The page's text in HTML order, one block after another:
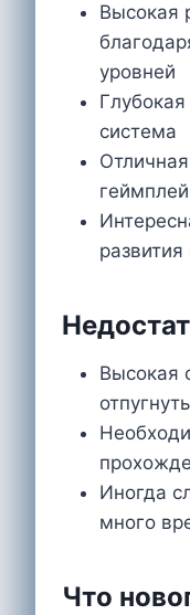
Высокая
уровней
система
геймплей
Высокая
Иногда
много
Что